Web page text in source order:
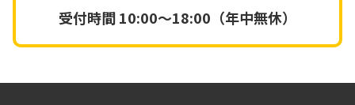
受付時間10:00～18:00（年中無休）